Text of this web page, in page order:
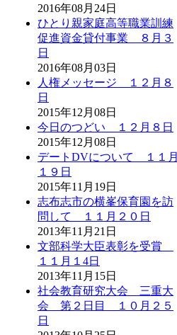
2016年08月24日
ひとり親家庭高等職業訓練
促進資金貸付事業 ８月３
日
2016年08月03日
人権メッセージ １２月８
日
2015年12月08日
今日のつどい １２月８日
2015年12月08日
デートDVについて １１月
１９日
2015年11月19日
志布志市の横峯保育園を訪
問して １１月２０日
2013年11月21日
文部科学大臣表彰を受賞
１１月１4日
2013年11月15日
社会教育研究大会 三重大
会 第２日目 １０月２５
日